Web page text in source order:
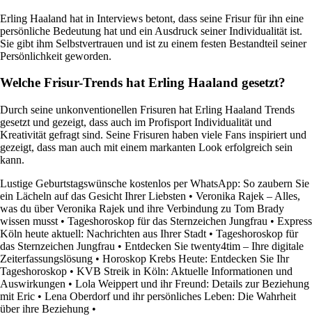
Erling Haaland hat in Interviews betont, dass seine Frisur für ihn eine
persönliche Bedeutung hat und ein Ausdruck seiner Individualität ist.
Sie gibt ihm Selbstvertrauen und ist zu einem festen Bestandteil seiner
Persönlichkeit geworden.
Welche Frisur-Trends hat Erling Haaland gesetzt?
Durch seine unkonventionellen Frisuren hat Erling Haaland Trends
gesetzt und gezeigt, dass auch im Profisport Individualität und
Kreativität gefragt sind. Seine Frisuren haben viele Fans inspiriert und
gezeigt, dass man auch mit einem markanten Look erfolgreich sein
kann.
Lustige Geburtstagswünsche kostenlos per WhatsApp: So zaubern Sie
ein Lächeln auf das Gesicht Ihrer Liebsten • Veronika Rajek – Alles,
was du über Veronika Rajek und ihre Verbindung zu Tom Brady
wissen musst • Tageshoroskop für das Sternzeichen Jungfrau • Express
Köln heute aktuell: Nachrichten aus Ihrer Stadt • Tageshoroskop für
das Sternzeichen Jungfrau • Entdecken Sie twenty4tim – Ihre digitale
Zeiterfassungslösung • Horoskop Krebs Heute: Entdecken Sie Ihr
Tageshoroskop • KVB Streik in Köln: Aktuelle Informationen und
Auswirkungen • Lola Weippert und ihr Freund: Details zur Beziehung
mit Eric • Lena Oberdorf und ihr persönliches Leben: Die Wahrheit
über ihre Beziehung •